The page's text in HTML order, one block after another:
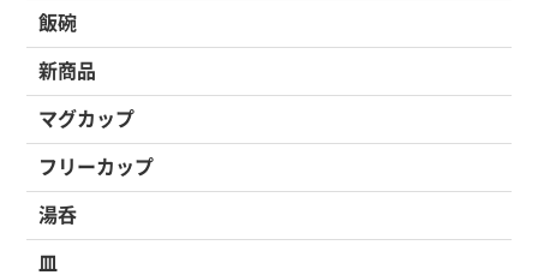
飯碗
新商品
マグカップ
フリーカップ
湯呑
皿